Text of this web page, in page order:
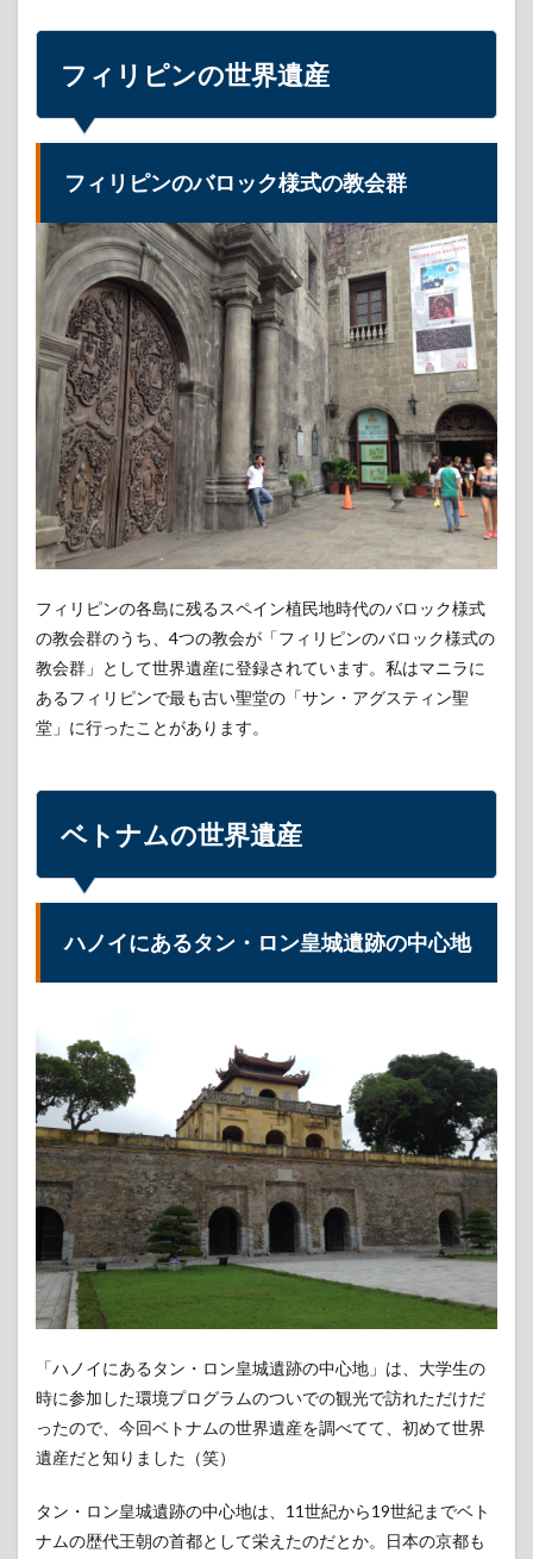
フィリピンの世界遺産
フィリピンのバロック様式の教会群
フィリピンの各島に残るスペイン植民地時代のバロック様式
の教会群のうち、4つの教会が「フィリピンのバロック様式の
教会群」として世界遺産に登録されています。私はマニラに
あるフィリピンで最も古い聖堂の「サン・アグスティン聖
堂」に行ったことがあります。
ベトナムの世界遺産
ハノイにあるタン・ロン皇城遺跡の中心地
「ハノイにあるタン・ロン皇城遺跡の中心地」は、大学生の
時に参加した環境プログラムのついでの観光で訪れただけだ
ったので、今回ベトナムの世界遺産を調べてて、初めて世界
遺産だと知りました（笑）
タン・ロン皇城遺跡の中心地は、11世紀から19世紀までベト
ナムの歴代王朝の首都として栄えたのだとか。日本の京都も